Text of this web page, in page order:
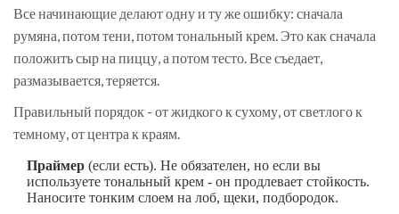
Все начинающие делают одну и ту же ошибку: сначала
румяна, потом тени, потом тональный крем. Это как сначала
положить сыр на пиццу, а потом тесто. Все съедает,
размазывается, теряется.
Правильный порядок - от жидкого к сухому, от светлого к
темному, от центра к краям.
Праймер (если есть). Не обязателен, но если вы
используете тональный крем - он продлевает стойкость.
Наносите тонким слоем на лоб, щеки, подбородок.